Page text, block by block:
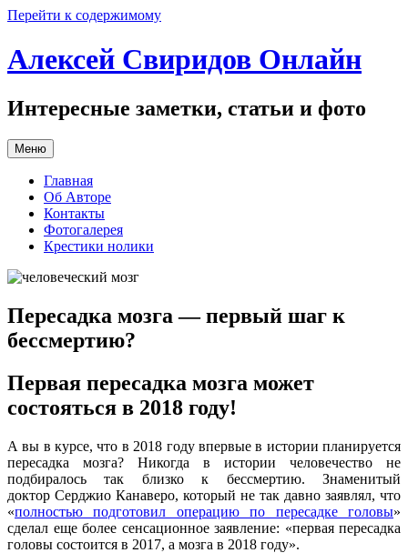
Перейти к содержимому
Алексей Свиридов Онлайн
Интересные заметки, статьи и фото
Меню
Главная
Об Авторе
Контакты
Фотогалерея
Крестики нолики
Пересадка мозга — первый шаг к
бессмертию?
Первая пересадка мозга может
состояться в 2018 году!
А вы в курсе, что в 2018 году впервые в истории планируется
пересадка мозга? Никогда в истории человечество не
подбиралось так близко к бессмертию. Знаменитый
доктор Серджио Канаверо, который не так давно заявлял, что
«полностью подготовил операцию по пересадке головы»
сделал еще более сенсационное заявление: «первая пересадка
головы состоится в 2017, а мозга в 2018 году».